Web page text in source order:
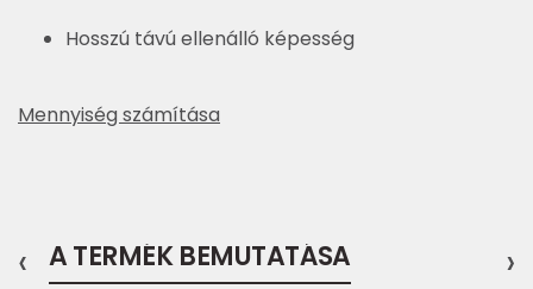
Hosszú távú ellenálló képesség
Mennyiség számítása
A TERMÉK BEMUTATÁSA
‹ ›